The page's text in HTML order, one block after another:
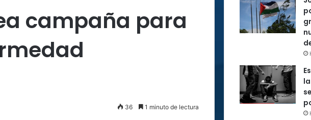
campaña para
36 1 minuto de lectura